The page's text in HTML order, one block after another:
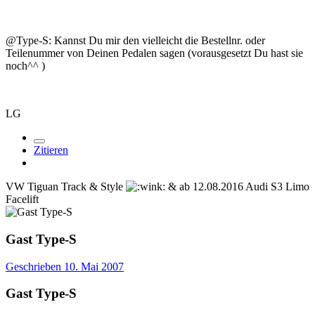
@Type-S: Kannst Du mir den vielleicht die Bestellnr. oder
Teilenummer von Deinen Pedalen sagen (vorausgesetzt Du hast sie
noch^^ )
LG
Zitieren
VW Tiguan Track & Style
& ab 12.08.2016 Audi S3 Limo
Facelift
Gast Type-S
Geschrieben 10. Mai 2007
Gast Type-S